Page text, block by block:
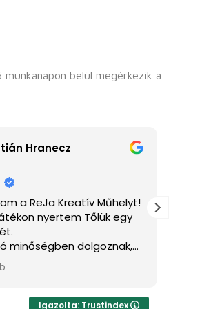
belül megérkezik a
Hranecz
a ReJa Kreatív Műhelyt!
nyertem Tőlük egy
minőségben dolgoznak,
elképzelésemet teljes
Igazolta: Trustindex